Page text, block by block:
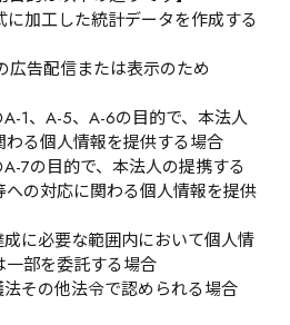
加工した統計データを作成する
広告配信または表示のため
1、A-5、A-6の目的で、本法人
る個人情報を提供する場合
7の目的で、本法人の提携する
の対応に関わる個人情報を提供
に必要な範囲内において個人情
部を委託する場合
その他法令で認められる場合